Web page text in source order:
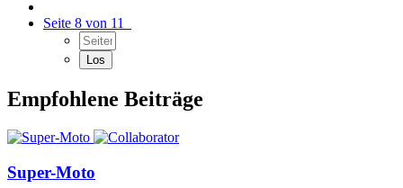
Seite 8 von 11
Empfohlene Beiträge
Super-Moto